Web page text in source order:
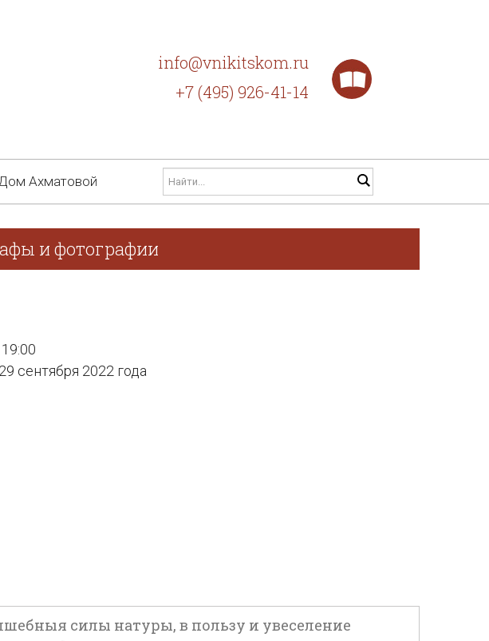
info@vnikitskom.ru
+7 (495) 926-41-14
Ахматовой
и фотографии
сентября 2022 года
силы натуры, в пользу и увеселение